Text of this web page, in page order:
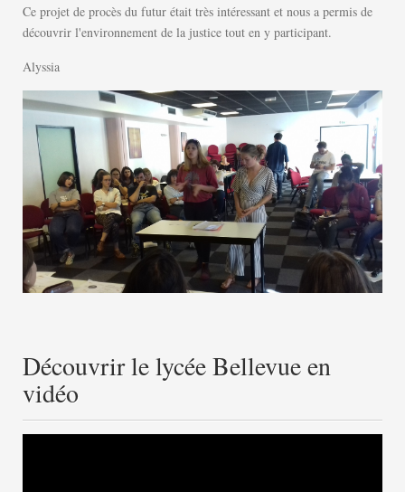
Ce projet de procès du futur était très intéressant et nous a permis de
découvrir l'environnement de la justice tout en y participant.
Alyssia
Découvrir le lycée Bellevue en
vidéo